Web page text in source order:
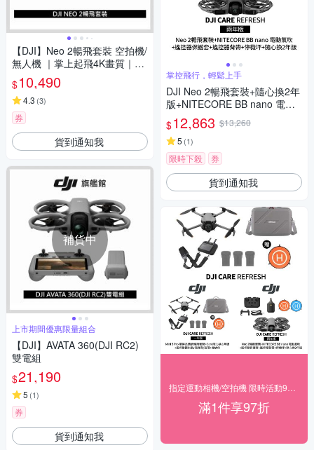
【DJI】Neo 2暢飛套裝 空拍機/
無人機 ｜掌上起飛4K畫質｜全
向避障最安心
$10,490
4.3 (3)
券
貨到通知我
補貨中
上市期間優惠限量組合
【DJI】AVATA 360(DJI RC2)
雙電組
$21,190
5 (1)
券
貨到通知我
掌控飛行，輕鬆上手
DJI Neo 2暢飛套裝+隨心換2年
版+NITECORE BB nano 電動
氣吹+遙控器保護套+SP-550遙
控器背帶+SunLight PK-075 75
cm停機坪 (聯強公司貨)
$12,863 $13,260
5 (1)
限時下殺 券
貨到通知我
滿1件享97折